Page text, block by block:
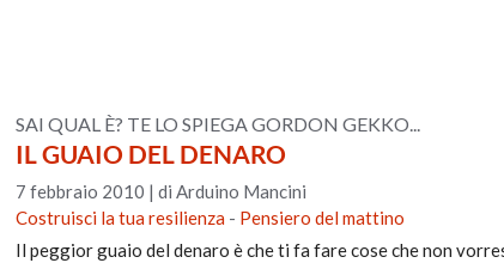
SAI QUAL È? TE LO SPIEGA GORDON GEKKO...
IL GUAIO DEL DENARO
7 febbraio 2010 |di Arduino Mancini
Costruisci la tua resilienza - Pensiero del mattino
Il peggior guaio del denaro è che ti fa fare cose che non